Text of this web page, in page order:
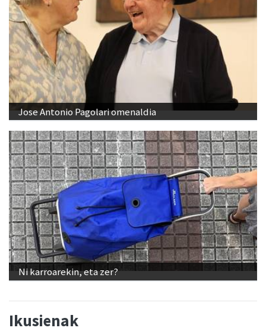
Jose Antonio Pagolari omenaldia
Ni karroarekin, eta zer?
Ikusienak